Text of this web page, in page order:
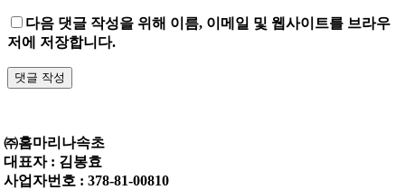
다음 댓글 작성을 위해 이름, 이메일 및 웹사이트를 브라우
저에 저장합니다.
㈜홈마리나속초
대표자 : 김봉효
사업자번호 : 378-81-00810